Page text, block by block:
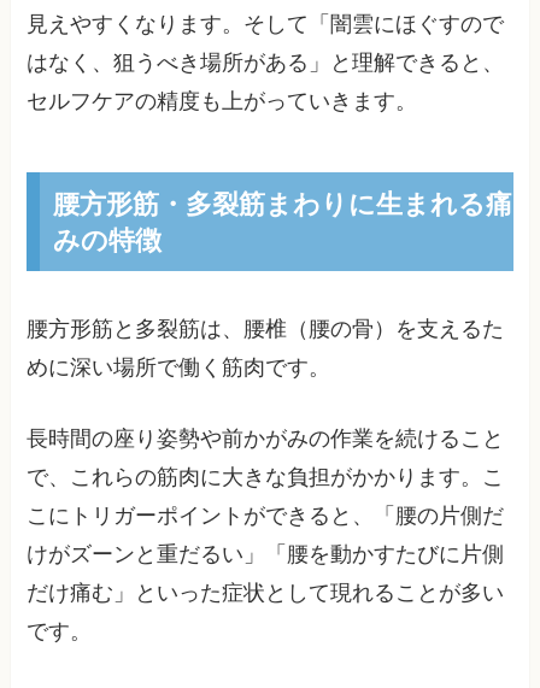
見えやすくなります。そして「闇雲にほぐすので
はなく、狙うべき場所がある」と理解できると、
セルフケアの精度も上がっていきます。
腰方形筋・多裂筋まわりに生まれる痛
みの特徴
腰方形筋と多裂筋は、腰椎（腰の骨）を支えるた
めに深い場所で働く筋肉です。
長時間の座り姿勢や前かがみの作業を続けること
で、これらの筋肉に大きな負担がかかります。こ
こにトリガーポイントができると、「腰の片側だ
けがズーンと重だるい」「腰を動かすたびに片側
だけ痛む」といった症状として現れることが多い
です。